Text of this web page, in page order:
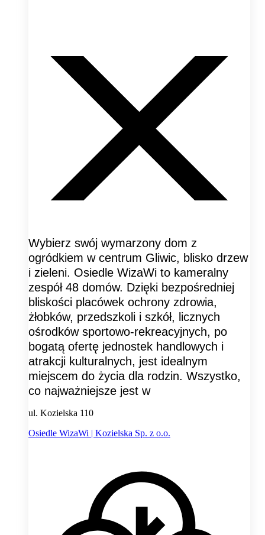
Wybierz swój wymarzony dom z
ogródkiem w centrum Gliwic, blisko drzew
i zieleni. Osiedle WizaWi to kameralny
zespół 48 domów. Dzięki bezpośredniej
bliskości placówek ochrony zdrowia,
żłobków, przedszkoli i szkół, licznych
ośrodków sportowo-rekreacyjnych, po
bogatą ofertę jednostek handlowych i
atrakcji kulturalnych, jest idealnym
miejscem do życia dla rodzin. Wszystko,
co najważniejsze jest w
ul. Kozielska 110
Osiedle WizaWi | Kozielska Sp. z o.o.